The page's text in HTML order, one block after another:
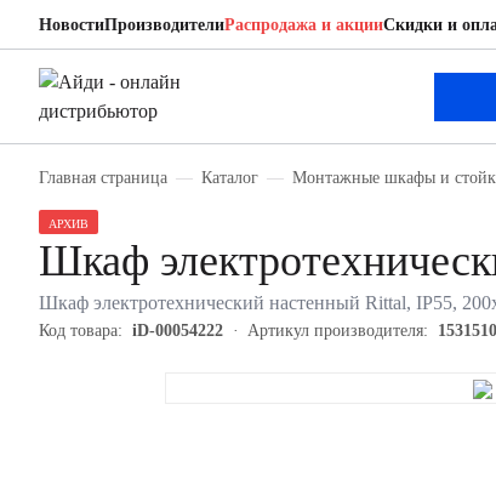
НовостиПроизводителиРаспродажа и акцииСкидки и
Главная страница Каталог Монтажные шкафы и
АРХИВ
Шкаф
Шкаф электротехнический настенный Rittal, IP55,
Код товара: iD-00054222 Артикул производителя: 1531510
Rittal 1531510
Шкаф электротехнический настенный